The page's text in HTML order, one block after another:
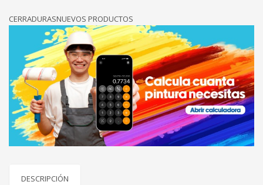
ACERO
CERRADURASNUEVOS PRODUCTOS
DESCRIPCIÓN